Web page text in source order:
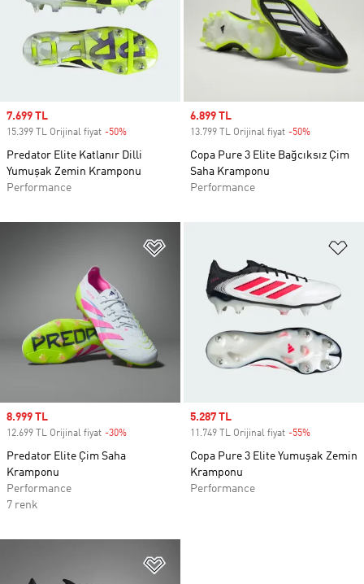
Sale price
7.699 TL
15.399 TL Orijinal fiyat -50%
Predator Elite Katlanır Dilli
Yumuşak Zemin Kramponu
Performance
Sale price
6.899 TL
13.799 TL Orijinal fiyat -50%
Copa Pure 3 Elite Bağcıksız Çim
Saha Kramponu
Performance
Sale price
8.999 TL
12.699 TL Orijinal fiyat -30%
Predator Elite Çim Saha
Kramponu
Performance
7 renk
Sale price
5.287 TL
11.749 TL Orijinal fiyat -55%
Copa Pure 3 Elite Yumuşak Zemin
Kramponu
Performance